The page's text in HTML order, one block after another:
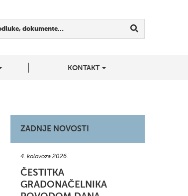
dokumente…
KONTAKT
ZADNJE NOVOSTI
4. kolovoza 2026.
ČESTITKA
GRADONAČELNIKA